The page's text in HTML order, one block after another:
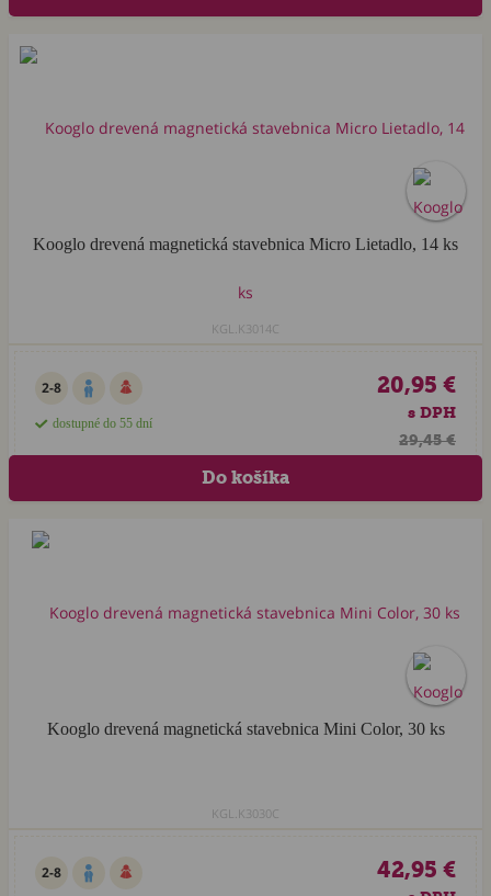
Kooglo drevená magnetická stavebnica Micro Lietadlo, 14 ks
KGL.K3014C
2-8
dostupné do 55 dní
20,95 €
s DPH
29,45 €
Kooglo drevená magnetická stavebnica Mini Color, 30 ks
KGL.K3030C
2-8 42,95 €